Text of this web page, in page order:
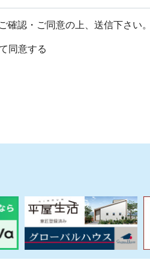
確認・ご同意の上、送信下さい。
同意する